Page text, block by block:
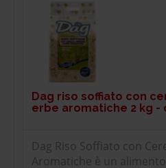
Dag riso soffiato con
erbe aromatiche 2 kg -
Dag Riso Soffiato con
Aromatiche è un